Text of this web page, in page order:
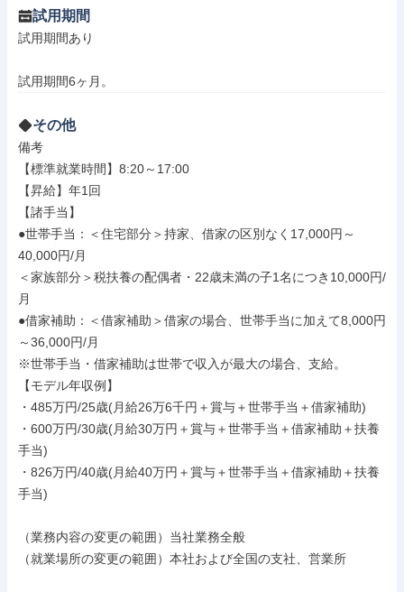
試用期間
試用期間あり
試用期間6ヶ月。
その他
備考
【標準就業時間】8:20～17:00
【昇給】年1回
【諸手当】
●世帯手当：＜住宅部分＞持家、借家の区別なく17,000円～
40,000円/月
＜家族部分＞税扶養の配偶者・22歳未満の子1名につき10,000円/
月
●借家補助：＜借家補助＞借家の場合、世帯手当に加えて8,000円
～36,000円/月
※世帯手当・借家補助は世帯で収入が最大の場合、支給。
【モデル年収例】
・485万円/25歳(月給26万6千円＋賞与＋世帯手当＋借家補助)
・600万円/30歳(月給30万円＋賞与＋世帯手当＋借家補助＋扶養
手当)
・826万円/40歳(月給40万円＋賞与＋世帯手当＋借家補助＋扶養
手当)
（業務内容の変更の範囲）当社業務全般
（就業場所の変更の範囲）本社および全国の支社、営業所